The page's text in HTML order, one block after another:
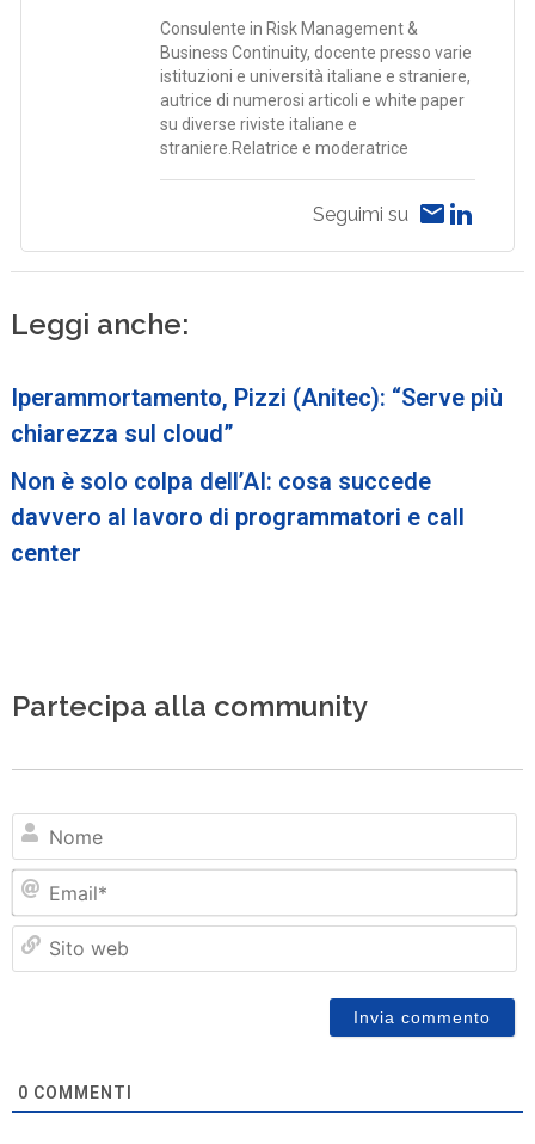
Consulente in Risk Management &
Business Continuity, docente presso varie
istituzioni e università italiane e straniere,
autrice di numerosi articoli e white paper
su diverse riviste italiane e
straniere.Relatrice e moderatrice
Seguimi su
Leggi anche:
Iperammortamento, Pizzi (Anitec): “Serve più
chiarezza sul cloud”
Non è solo colpa dell’AI: cosa succede
davvero al lavoro di programmatori e call
center
Partecipa alla community
0 COMMENTI